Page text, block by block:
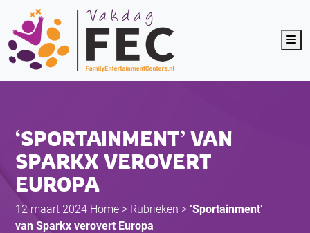
‘SPORTAINMENT’ VAN
SPARKX VEROVERT
EUROPA
12 maart 2024 Home > Rubrieken > ‘Sportainment’
van Sparkx verovert Europa